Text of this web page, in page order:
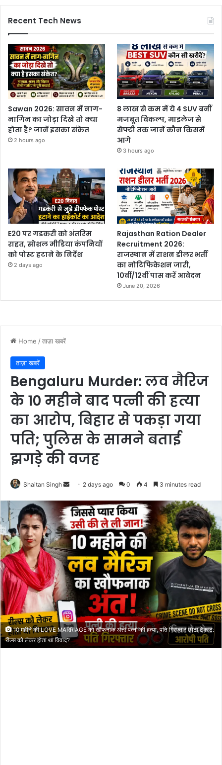
Recent Tech News
Sawan 2026: सावन में नाग-
नागिन का जोड़ा दिखे तो क्या
होता है? जानें इसका संकेत
2 hours ago
8 लाख से कम में ये 4 SUV बनीं
मजबूत विकल्प, माइलेज से
सेफ्टी तक जानें कौन किसमें
आगे
3 hours ago
E20 पर गडकरी को अंतरिम
राहत, सोशल मीडिया कंपनियों
को पोस्ट हटाने के निर्देश
2 days ago
Rajasthan Ration Dealer
Recruitment 2026:
राजस्थान में राशन डीलर भर्ती
का नोटिफिकेशन जारी,
10वीं/12वीं पास करें आवेदन
June 20, 2026